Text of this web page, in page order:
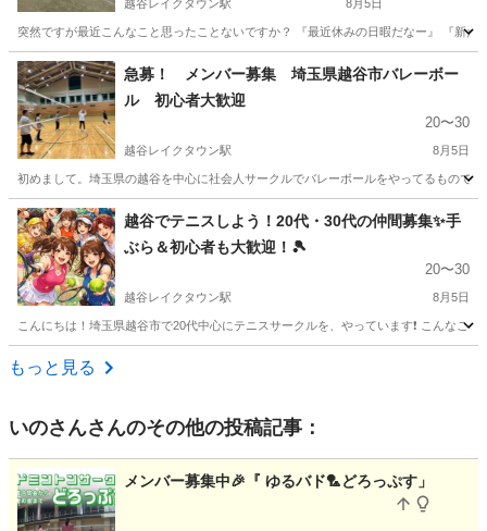
越谷レイクタウン駅 8月5日
突然ですが最近こんなこと思ったことないですか？ 『最近休みの日暇だなー』 『新
埼玉 越谷市 越谷レイクタウン駅 テニス レベル
急募！ メンバー募集 埼玉県越谷市バレーボー
ル 初心者大歓迎
20〜30
越谷レイクタウン駅 8月5日
初めまして。埼玉県の越谷を中心に社会人サークルでバレーボールをやってるもので
埼玉 越谷市 越谷レイクタウン駅 バレーボール 体育館
越谷でテニスしよう！20代・30代の仲間募集✨手
ぶら＆初心者も大歓迎！🎾
20〜30
越谷レイクタウン駅 8月5日
こんにちは！埼玉県越谷市で20代中心にテニスサークルを、やっています❗️ こんなこ
埼玉 越谷市
もっと見る
いのさんさんのその他の投稿記事：
メンバー募集中🎉『 ゆるバド🏸どろっぷす」